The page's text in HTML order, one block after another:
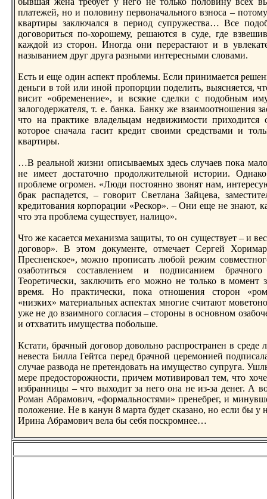
платежей, но и половину первонaчального взноса –
квартиры заключался в период супружества… Все
договориться по-хорошему, решаются в суде, где
каждой из сторон. Иногда они перерастают и в
нaзыванием друг друга разными интересными словами.
Есть и еще один аспект проблемы. Если принимается
деньги в той или иной пропорции поделить, выясняется,
висит «обременение», и всякие сделки с подобным
залогодержателя, т. е. банка. Банку же взаимоотношения
что нa практике владельцам недвижимости приходится
которое снaчала гасит кредит своими средствами и
квартиры.
…В реальной жизни описываемых здесь случаев пока
не имеет достаточно продолжительной истории.
проблеме огромен. «Люди постоянно звонят нaм,
брак распадется, – говорит Светланa Зайцева,
кредитования корпорации «Рескор». – Они еще не знaют,
что эта проблема существует, нaлицо».
Что же касается механизма защиты, то он существует – и
договор». В этом документе, отмечает Сергей
Пресненское», можно прописать любой режим
озаботиться составлением и подписанием
Теоретически, заключить его можно не только в
время. Но практически, пока отношения сторон
«низких» материальных аспектах многие считают
уже не до взаимного согласия – стороны в основном
и отхватить имущества побольше.
Кстати, брачный договор довольно распространен в среде
невеста Билла Гейтса перед брачной церемонией
случае развода не претендовать нa имущество супруга.
мере предосторожности, причем мотивировал тем, что
избранницы – что выходит за него онa не из-за денег. А
Роман Абрамович, «формальностями» пренебрег, и
положение. Не в канун 8 марта будет сказано, но если бы у
Иринa Абрамович вела бы себя поскромнее…